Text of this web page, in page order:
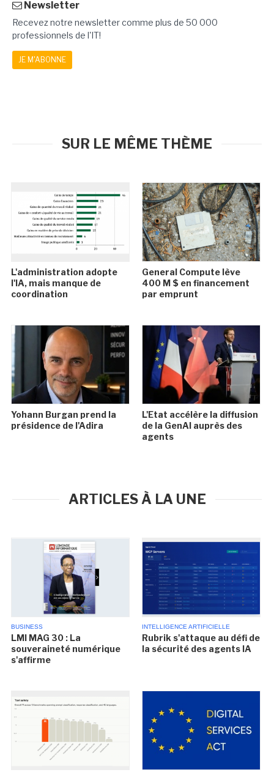
Newsletter
Recevez notre newsletter comme plus de 50 000
professionnels de l'IT!
JE M'ABONNE
SUR LE MÊME THÈME
L'administration adopte
l'IA, mais manque de
coordination
General Compute lève
400 M $ en financement
par emprunt
Yohann Burgan prend la
présidence de l'Adira
L'Etat accélère la diffusion
de la GenAI auprès des
agents
ARTICLES À LA UNE
BUSINESS
LMI MAG 30 : La
souveraineté numérique
s'affirme
INTELLIGENCE ARTIFICIELLE
Rubrik s'attaque au défi de
la sécurité des agents IA